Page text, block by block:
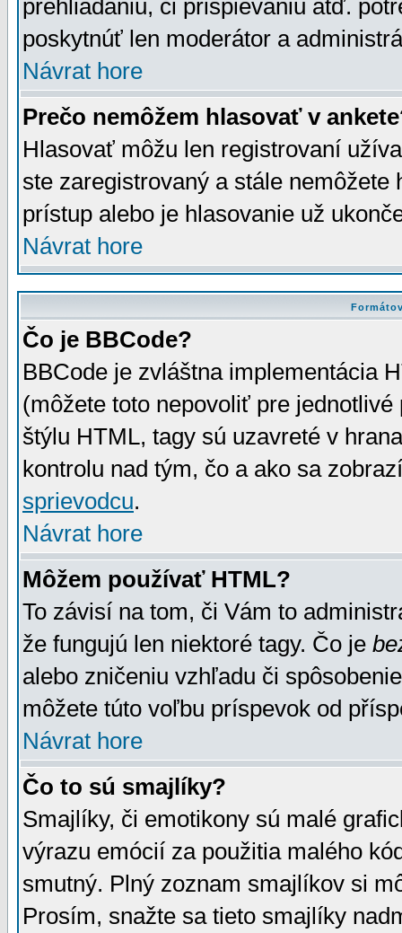
prehliadaniu, či prispievaniu atď.
poskytnúť len moderátor a
Návrat hore
Prečo nemôžem hlasovať v
Hlasovať môžu len registrovaní
ste zaregistrovaný a stále
prístup alebo je hlasovanie už
Návrat hore
Čo je BBCode?
BBCode je zvláštna implementácia
(môžete toto nepovoliť pre
štýlu HTML, tagy sú uzavreté v
kontrolu nad tým, čo a ako sa
sprievodcu.
Návrat hore
Môžem používať HTML?
To závisí na tom, či Vám to
že fungujú len niektoré tagy. Čo je
alebo zničeniu vzhľadu či
môžete túto voľbu príspevok od
Návrat hore
Čo to sú smajlíky?
Smajlíky, či emotikony sú malé
výrazu emócií za použitia malého
smutný. Plný zoznam smajlíkov si
Prosím, snažte sa tieto smajlíky